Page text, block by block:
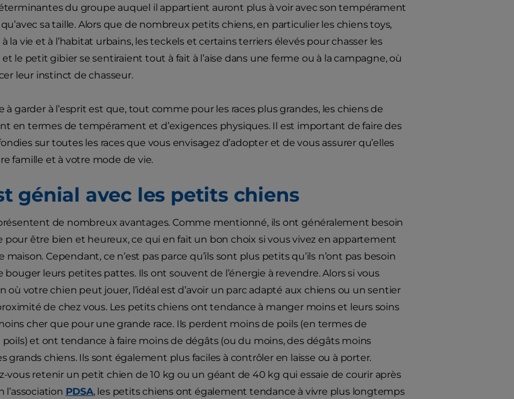
du groupe auquel il appartient auront plus à voir avec son tempérament
sa taille. Alors que de nombreux petits chiens, en particulier les chiens toys,
la vie et à l’habitat urbains, les teckels et certains terriers élevés pour chasser les
le petit gibier se sentiraient tout à fait à l’aise dans une ferme ou à la campagne, où
leur instinct de chasseur.
à garder à l’esprit est que, tout comme pour les races plus grandes, les chiens de
en termes de tempérament et d’exigences physiques. Il est important de faire des
sur toutes les races que vous envisagez d’adopter et de vous assurer qu’elles
famille et à votre mode de vie.
génial avec les petits chiens
de nombreux avantages. Comme mentionné, ils ont généralement besoin
pour être bien et heureux, ce qui en fait un bon choix si vous vivez en appartement
Cependant, ce n’est pas parce qu’ils sont plus petits qu’ils n’ont pas besoin
bouger leurs petites pattes. Ils ont souvent de l’énergie à revendre. Alors si vous
où votre chien peut jouer, l’idéal est d’avoir un parc adapté aux chiens ou un sentier
de chez vous. Les petits chiens ont tendance à manger moins et leurs soins
cher que pour une grande race. Ils perdent moins de poils (en termes de
et ont tendance à faire moins de dégâts (ou du moins, des dégâts moins
grands chiens. Ils sont également plus faciles à contrôler en laisse ou à porter.
vous retenir un petit chien de 10 kg ou un géant de 40 kg qui essaie de courir après
l’association PDSA, les petits chiens ont également tendance à vivre plus longtemps